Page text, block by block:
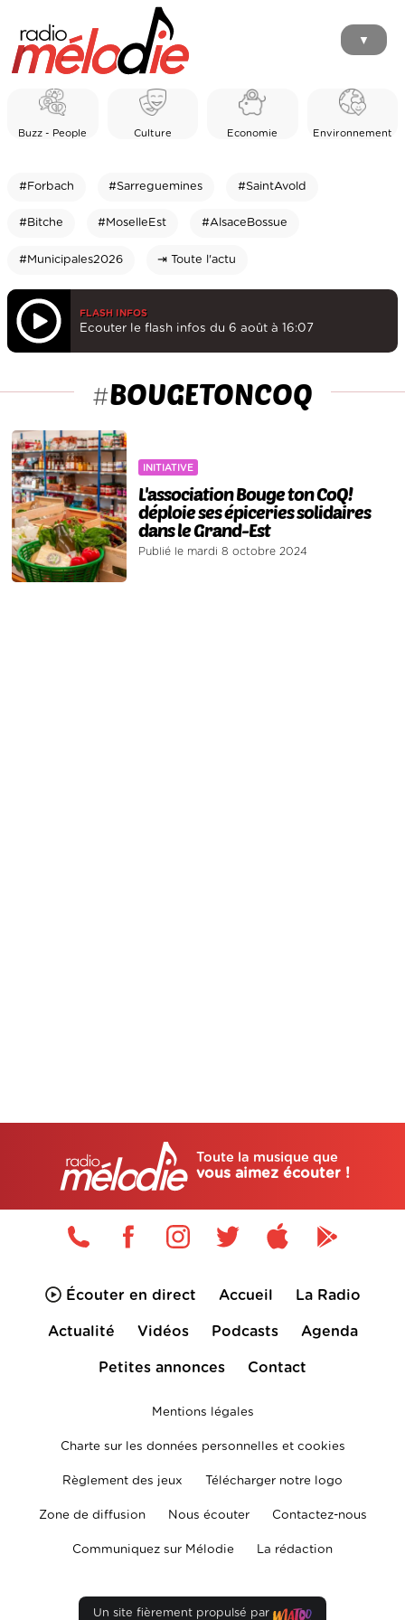
▼
Buzz - People Culture Economie Environnement
#Forbach #Sarreguemines #SaintAvold
#Bitche #MoselleEst #AlsaceBossue
#Municipales2026 ⇥ Toute l'actu
FLASH INFOS
Ecouter le flash infos du 6 août à 16:07
#BOUGETONCOQ
INITIATIVE
L'association Bouge ton CoQ!
déploie ses épiceries solidaires
dans le Grand-Est
Publié le mardi 8 octobre 2024
Toute la musique que
vous aimez écouter !
Écouter en direct Accueil La Radio
Actualité Vidéos Podcasts Agenda
Petites annonces Contact
Mentions légales
Charte sur les données personnelles et cookies
Règlement des jeux Télécharger notre logo
Zone de diffusion Nous écouter Contactez-nous
Communiquez sur Mélodie La rédaction
Un site fièrement propulsé par